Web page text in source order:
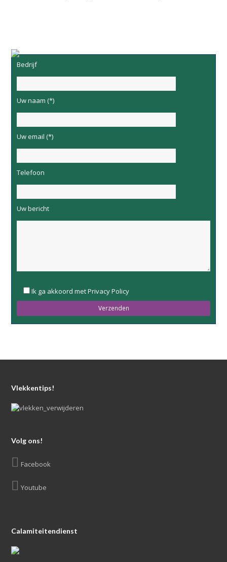
Bedrijf
Uw naam (*)
Uw email (*)
Telefoon
Uw bericht
leave
this
Ik ga akkoord met Privacy Policy
Vlekkentips!
Volg ons!
Facebook
Youtube
Calamiteitendienst